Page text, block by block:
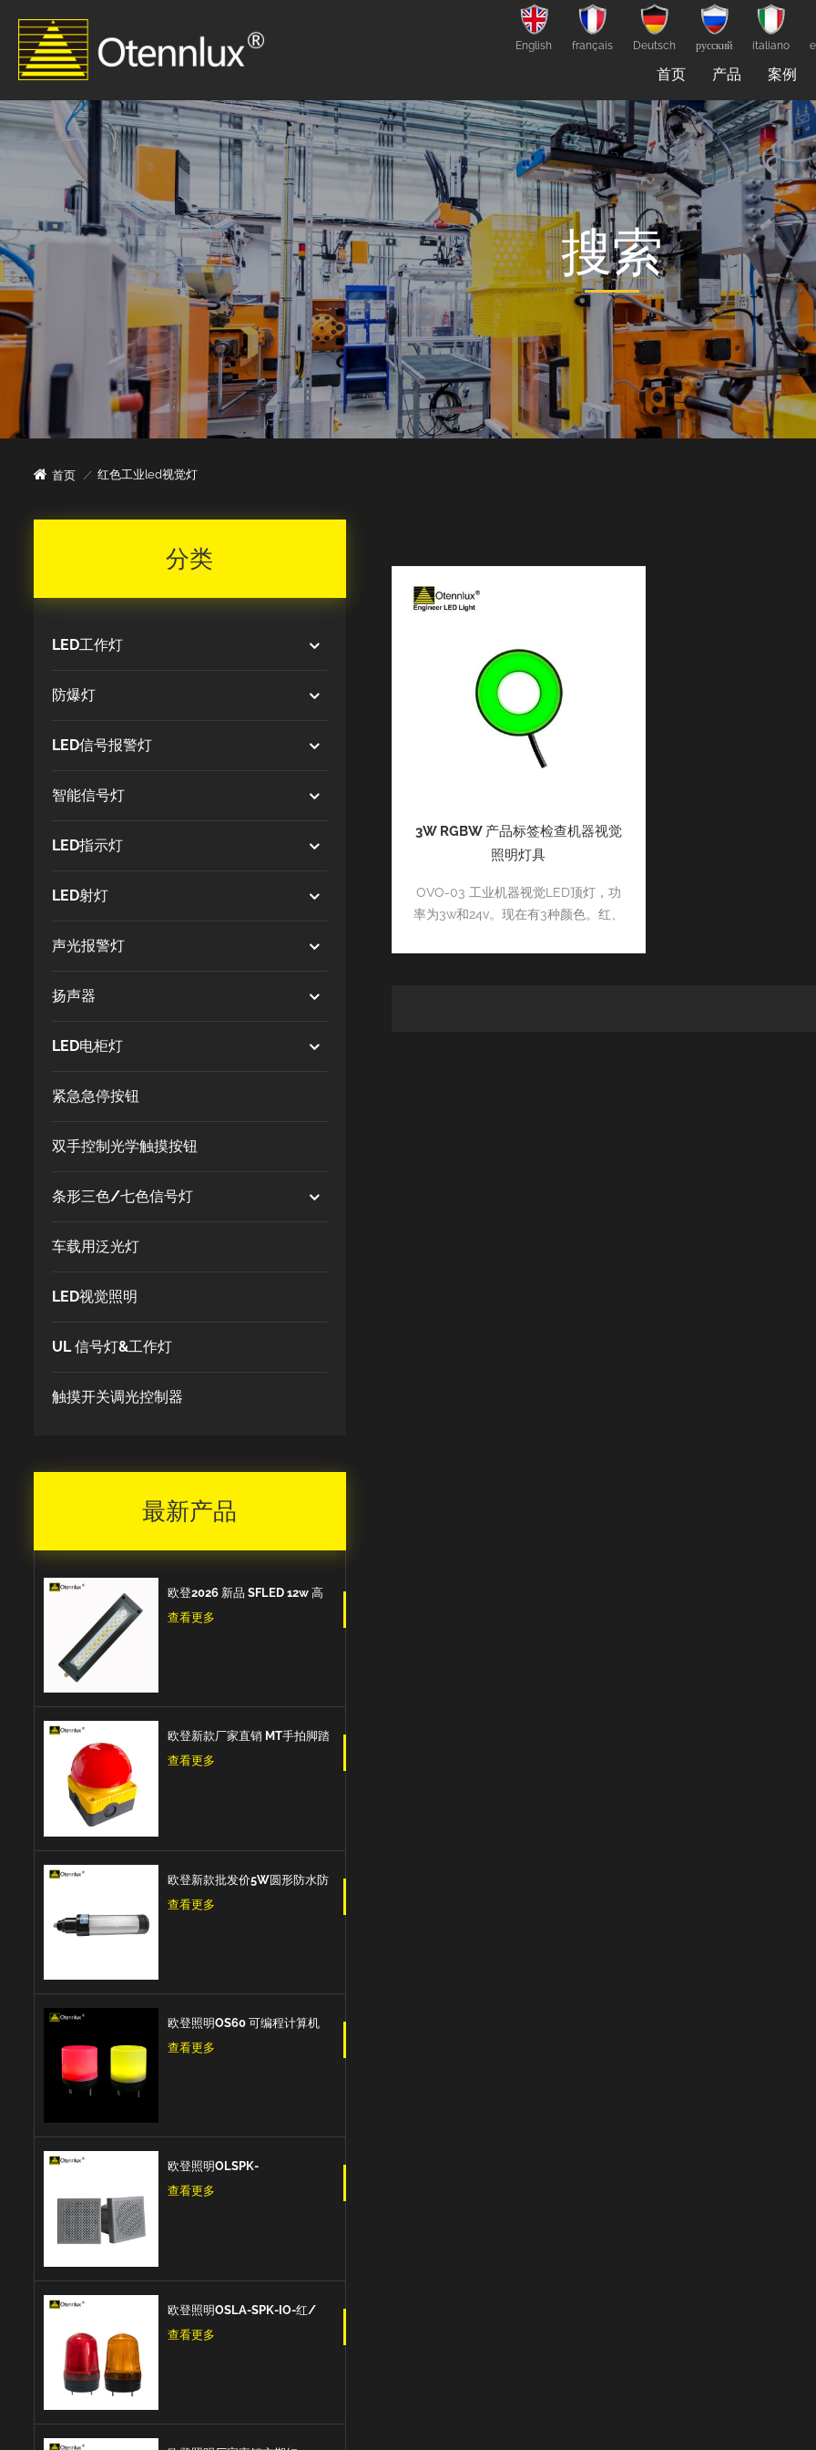
English français Deutsch русский italiano
首页 产品 案例
搜索
首页 / 红色工业led视觉灯
分类
LED工作灯
防爆灯
LED信号报警灯
智能信号灯
LED指示灯
LED射灯
声光报警灯
扬声器
LED电柜灯
紧急急停按钮
双手控制光学触摸按钮
条形三色/七色信号灯
车载用泛光灯
LED视觉照明
UL 信号灯&工作灯
触摸开关调光控制器
最新产品
欧登2026 新品 SFLED 12w 高
品质出口欧洲IP67防水防油防
查看更多
欧登新款厂家直销 MT手拍脚踏
开关紧急按钮蘑菇头脚踏板自
查看更多
欧登新款批发价5W圆形防水防
爆防油IP67数控机床工作灯
查看更多
欧登照明OS60 可编程计算机
控制多色7色 5v Usb信号警示
查看更多
欧登照明OLSPK-
IO/CAN/RS485信号扬声器IO
查看更多
欧登照明OSLA-SPK-IO-红/
黄/蓝 信号灯闪亮爆闪的信号
查看更多
3W RGBW 产品标签检查机器视觉
照明灯具
OVO-03 工业机器视觉LED顶灯，功
率为3w和24v。现在有3种颜色。红、